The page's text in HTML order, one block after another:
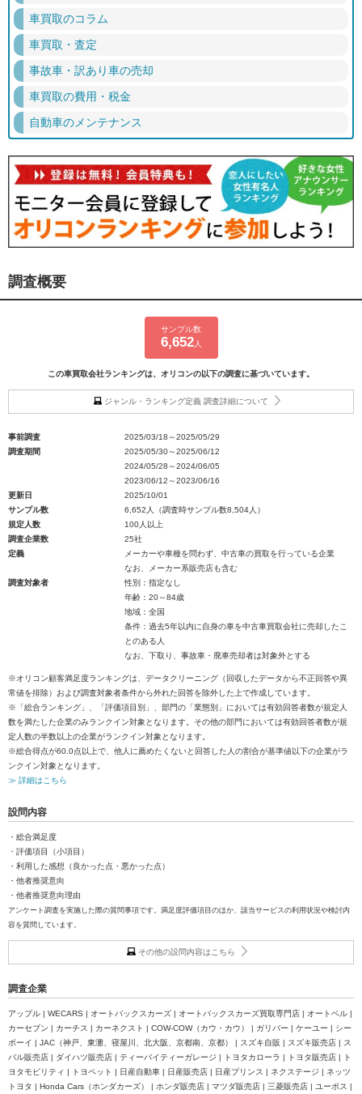
車買取のコラム
車買取・査定
事故車・訳あり車の売却
車買取の費用・税金
自動車のメンテナンス
調査概要
サンプル数
6,652人
この車買取会社ランキングは、オリコンの以下の調査に基づいています。
ジャンル・ランキング定義 調査詳細について
事前調査
2025/03/18～2025/05/29
調査期間
2025/05/30～2025/06/12
2024/05/28～2024/06/05
2023/06/12～2023/06/16
更新日
2025/10/01
サンプル数
6,652人（調査時サンプル数8,504人）
規定人数
100人以上
調査企業数
25社
定義
メーカーや車種を問わず、中古車の買取を行っている企業
なお、メーカー系販売店も含む
調査対象者
性別：指定なし
年齢：20～84歳
地域：全国
条件：過去5年以内に自身の車を中古車買取会社に売却したこ
とのある人
なお、下取り、事故車・廃車売却者は対象外とする
※オリコン顧客満足度ランキングは、データクリーニング（回収したデータから不正回答や異
常値を排除）および調査対象者条件から外れた回答を除外した上で作成しています。
※「総合ランキング」、「評価項目別」、部門の「業態別」においては有効回答者数が規定人
数を満たした企業のみランクイン対象となります。その他の部門においては有効回答者数が規
定人数の半数以上の企業がランクイン対象となります。
※総合得点が60.0点以上で、他人に薦めたくないと回答した人の割合が基準値以下の企業がラ
ンクイン対象となります。
≫ 詳細はこちら
設問内容
・総合満足度
・評価項目（小項目）
・利用した感想（良かった点・悪かった点）
・他者推奨意向
・他者推奨意向理由
アンケート調査を実施した際の質問事項です。満足度評価項目のほか、該当サービスの利用状況や検討内
容を質問しています。
その他の設問内容はこちら
調査企業
アップル | WECARS | オートバックスカーズ | オートバックスカーズ買取専門店 | オートベル |
カーセブン | カーチス | カーネクスト | COW-COW（カウ・カウ） | ガリバー | ケーユー | シー
ボーイ | JAC（神戸、東灘、寝屋川、北大阪、京都南、京都） | スズキ自販 | スズキ販売店 | ス
バル販売店 | ダイハツ販売店 | ティーバイティーガレージ | トヨタカローラ | トヨタ販売店 | ト
ヨタモビリティ | トヨペット | 日産自動車 | 日産販売店 | 日産プリンス | ネクステージ | ネッツ
トヨタ | Honda Cars（ホンダカーズ） | ホンダ販売店 | マツダ販売店 | 三菱販売店 | ユーポス |